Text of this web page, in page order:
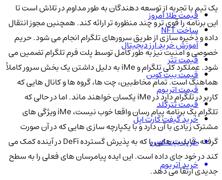
یک تیم با تجربه از توسعه دهندگان به طور مداوم در تلاش است تا
این برنامه را قوی تر و چند منظوره تر ارائه کند. همچنین مجوز انتقال
داده و ذخیره سازی از طریق سرورهای تلگرام انجام می شود. حریم
خصوصی و امنیت نیز به طور کامل توسط پلت فرم تلگرام تضمین می
شود. عملکرد کلی تلگرام و iMe به دلیل داشتن یک بخش سرور کاملاً
هماهنگ است. تمام مخاطبین، چت ها، گروه ها و کانال هایی که
کاربر در تلگرام دارد در iMe یکسان خواهند ماند. اما در حالی که
تلگرام یک برنامه پیام رسان واقعا خوب نیست، iMe ویژگی های
مشترک زیادی با آن دارد و با یکپارچه سازی هایی که در آن صورت
گرفته، قابلیت هایی را که به پذیرش گسترده DeFi در آینده کمک می
کند در خود جای داده است. این ایده پیامرسان های فعلی را به سطح
جدیدی ارتقا می دهد.
قیمت طلا امروز
ساخت NFT
آموزش خرید ارز دیجیتال
قیمت تتر
قیمت بیت کوین
قیمت اتریوم
قیمت تترگلد
خرید گیفت کارت اپل
خرید بیت کوین
خرید اتریوم